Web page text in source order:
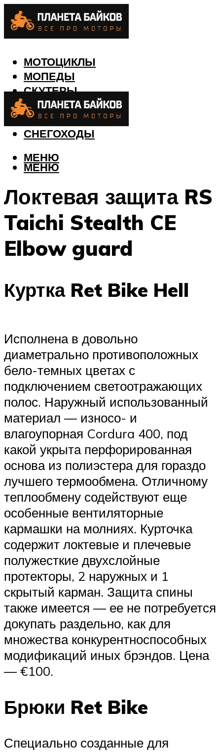
МОТОЦИКЛЫ
МОПЕДЫ
СКУТЕРЫ
КВАДРОЦИКЛЫ
ЛОДКИ
СНЕГОХОДЫ
МЕНЮ
МЕНЮ
Локтевая защита RS
Taichi Stealth CE
Elbow guard
Куртка Ret Bike Hell
Исполнена в довольно
диаметрально противоположных
бело-темных цветах с
подключением светоотражающих
полос. Наружный использованный
материал — износо- и
влагоупорная Cordura 400, под
какой укрыта перфорированная
основа из полиэстера для гораздо
лучшего термообмена. Отличному
теплообмену содействуют еще
особенные вентиляторные
кармашки на молниях. Курточка
содержит локтевые и плечевые
полужесткие двухслойные
протекторы, 2 наружных и 1
скрытый карман. Защита спины
также имеется — ее не потребуется
докупать раздельно, как для
множества конкурентноспособных
модификаций иных брэндов. Цена
— €100.
Брюки Ret Bike
Специально созданные для